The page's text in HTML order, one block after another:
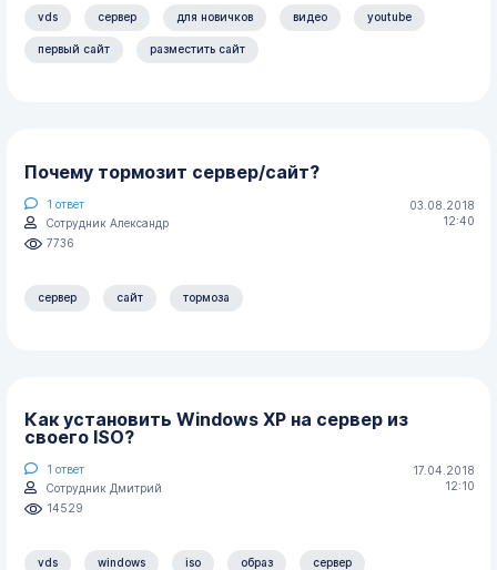
vds сервер для новичков видео youtube
первый сайт разместить сайт
Почему тормозит сервер/сайт?
03.08.2018
12:40
1 ответ
Сотрудник Александр
7736
сервер сайт тормоза
Как установить Windows XP на сервер из
своего ISO?
17.04.2018
12:10
1 ответ
Сотрудник Дмитрий
14529
vds windows iso образ сервер